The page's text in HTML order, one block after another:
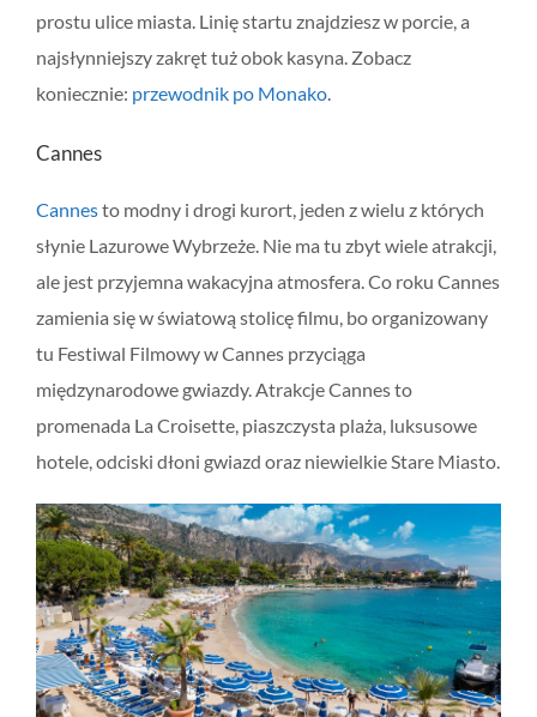
prostu ulice miasta. Linię startu znajdziesz w porcie, a
najsłynniejszy zakręt tuż obok kasyna. Zobacz
koniecznie: przewodnik po Monako.
Cannes
Cannesto modny i drogi kurort, jeden z wielu z których
słynie Lazurowe Wybrzeże. Nie ma tu zbyt wiele atrakcji,
ale jest przyjemna wakacyjna atmosfera. Co roku Cannes
zamienia się w światową stolicę filmu, bo organizowany
tu Festiwal Filmowy w Cannes przyciąga
międzynarodowe gwiazdy. Atrakcje Cannes to
promenada La Croisette, piaszczysta plaża, luksusowe
hotele, odciski dłoni gwiazd oraz niewielkie Stare Miasto.